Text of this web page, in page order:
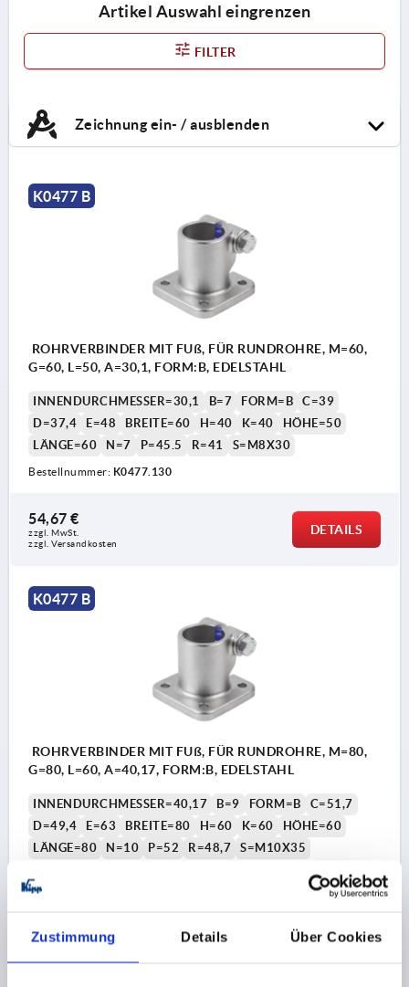
Zustimmung Details Über Cookies
Artikel Auswahl eingrenzen
FILTER
Zeichnung ein- / ausblenden
K0477 B
ROHRVERBINDER MIT FUß, FÜR RUNDROHRE, M=60,
G=60, L=50, A=30,1, FORM:B, EDELSTAHL
INNENDURCHMESSER=30,1 B=7 FORM=B
C=39
D=37,4
E=48 BREITE=60 H=40 K=40
HÖHE=50
LÄNGE=60
N=7 P=45.5 R=41 S=M8X30
Bestellnummer: K0477.130
54,67 €
zzgl. MwSt.
zzgl. Versandkosten
DETAILS
K0477 B
ROHRVERBINDER MIT FUß, FÜR RUNDROHRE, M=80,
G=80, L=60, A=40,17, FORM:B, EDELSTAHL
INNENDURCHMESSER=40,17 B=9 FORM=B
C=51,7
D=49,4
E=63 BREITE=80 H=60 K=60
HÖHE=60
LÄNGE=80
N=10 P=52 R=48,7 S=M10X35
zzgl. MwSt.
zzgl. Versandkosten
DETAILS